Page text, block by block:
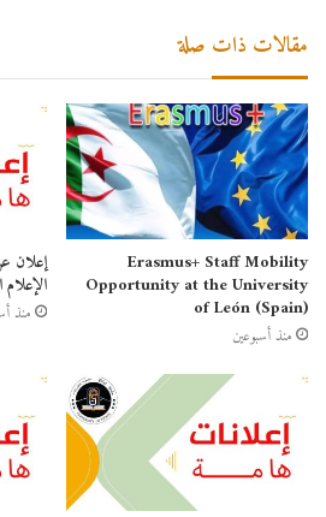
مقالات ذات صلة
Erasmus+ Staff Mobility
Opportunity at the University
of León (Spain)
منذ أسبوعين
إعلان
الإعلام
منذ